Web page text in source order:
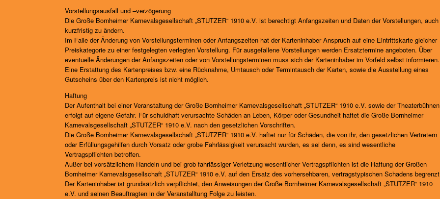
Vorstellungsausfall und –verzögerung
Die Große Bornheimer Karnevalsgesellschaft „STUTZER“ 1910 e.V. ist berechtigt Anfangszeiten und Daten der Vorstellungen, auch
kurzfristig zu ändern.
Im Falle der Änderung von Vorstellungsterminen oder Anfangszeiten hat der Karteninhaber Anspruch auf eine Eintrittskarte gleicher
Preiskategorie zu einer festgelegten verlegten Vorstellung. Für ausgefallene Vorstellungen werden Ersatztermine angeboten. Über
eventuelle Änderungen der Anfangszeiten oder von Vorstellungsterminen muss sich der Karteninhaber im Vorfeld selbst informieren.
Eine Erstattung des Kartenpreises bzw. eine Rücknahme, Umtausch oder Termintausch der Karten, sowie die Ausstellung eines
Gutscheins über den Kartenpreis ist nicht möglich.
Haftung
Der Aufenthalt bei einer Veranstaltung der Große Bornheimer Karnevalsgesellschaft „STUTZER“ 1910 e.V. sowie der Theaterbühnen
erfolgt auf eigene Gefahr. Für schuldhaft verursachte Schäden an Leben, Körper oder Gesundheit haftet die Große Bornheimer
Karnevalsgesellschaft „STUTZER“ 1910 e.V. nach den gesetzlichen Vorschriften.
Die Große Bornheimer Karnevalsgesellschaft „STUTZER“ 1910 e.V. haftet nur für Schäden, die von ihr, den gesetzlichen Vertretern
oder Erfüllungsgehilfen durch Vorsatz oder grobe Fahrlässigkeit verursacht wurden, es sei denn, es sind wesentliche
Vertragspflichten betroffen.
Außer bei vorsätzlichem Handeln und bei grob fahrlässiger Verletzung wesentlicher Vertragspflichten ist die Haftung der Großen
Bornheimer Karnevalsgesellschaft „STUTZER“ 1910 e.V. auf den Ersatz des vorhersehbaren, vertragstypischen Schadens
Der Karteninhaber ist grundsätzlich verpflichtet, den Anweisungen der Große Bornheimer Karnevalsgesellschaft „STUTZER“ 1910
e.V. und seinen Beauftragten in der Veranstalltung Folge zu leisten.